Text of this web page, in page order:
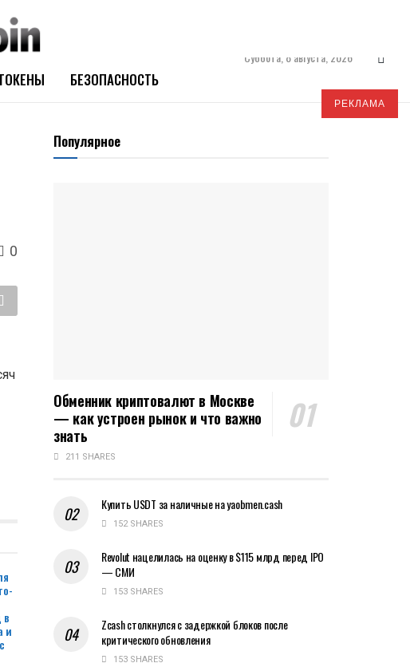
БЕЗОПАСНОСТЬ
Суббота, 8 августа, 2026
РЕКЛАМА
0
в
и
Популярное
Обменник криптовалют в Москве
— как устроен рынок и что важно
знать
211 SHARES
Купить USDT за наличные на yaobmen.cash
152 SHARES
Revolut нацелилась на оценку в $115 млрд перед IPO
— СМИ
153 SHARES
Zcash столкнулся с задержкой блоков после
критического обновления
153 SHARES